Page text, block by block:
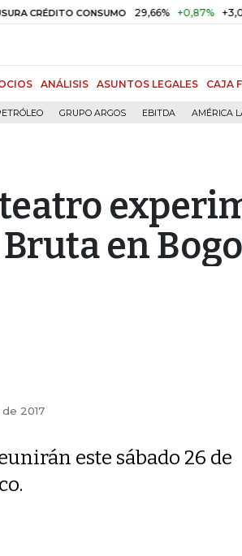
29,66% +0,87% +3,02% DTF
ANÁLISIS ASUNTOS LEGALES CAJA
GRUPO ARGOS EBITDA AMÉRICA
en
2017
este sábado 26 de